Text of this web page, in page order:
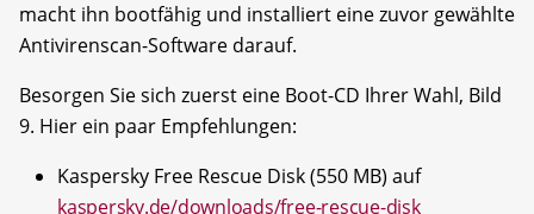
macht ihn bootfähig und installiert eine zuvor gewählte
Antivirenscan-Software darauf.
Besorgen Sie sich zuerst eine Boot-CD Ihrer Wahl, Bild
9. Hier ein paar Empfehlungen:
Kaspersky Free Rescue Disk (550 MB) auf
kaspersky.de/downloads/free-rescue-disk